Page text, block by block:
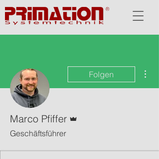
Folgen
Marco Pfiffer
Geschäftsführer